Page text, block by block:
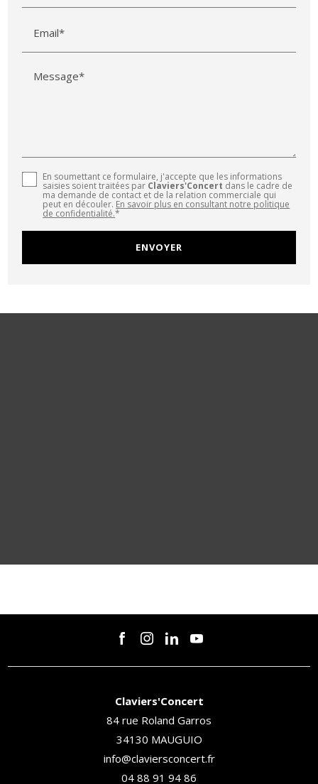
Email*
Message*
En soumettant ce formulaire, j'accepte que les informations
saisies soient traitées par Claviers'Concert dans le cadre de
ma demande de contact et de la relation commerciale qui
peut en découler. En savoir plus en consultant notre politique
de confidentialité.*
Claviers'Concert
84 rue Roland Garros
34130 MAUGUIO
info@claviersconcert.fr
04 88 91 94 86